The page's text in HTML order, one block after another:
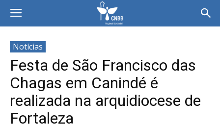
Notícias
Festa de São Francisco das
Chagas em Canindé é
realizada na arquidiocese de
Fortaleza